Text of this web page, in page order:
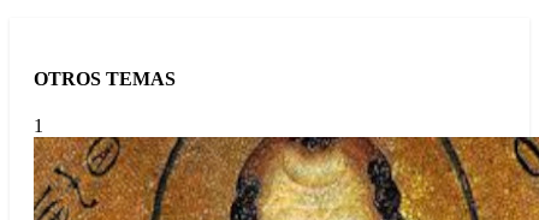
OTROS TEMAS
1